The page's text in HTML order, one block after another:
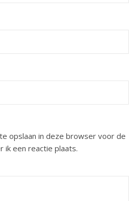
opslaan in deze browser voor de
ik een reactie plaats.